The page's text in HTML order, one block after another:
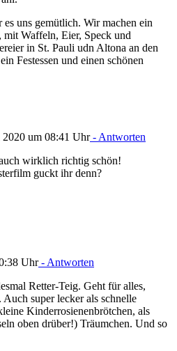
uns gemütlich. Wir machen ein
mit Waffeln, Eier, Speck und
in St. Pauli udn Altona an den
Festessen und einen schönen
um 08:41 Uhr- Antworten
wirklich richtig schön!
guckt ihr denn?
Uhr- Antworten
Retter-Teig. Geht für alles,
super lecker als schnelle
Kinderrosienenbrötchen, als
oben drüber!) Träumchen. Und so